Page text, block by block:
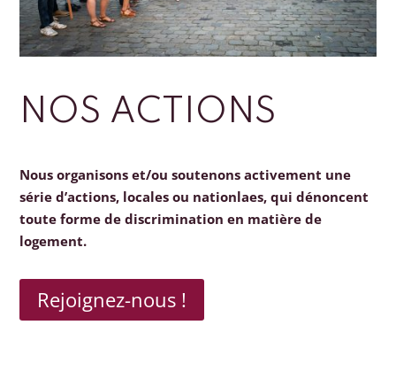
NOS ACTIONS
Nous organisons et/ou soutenons activement une
série d’actions, locales ou nationlaes, qui dénoncent
toute forme de discrimination en matière de
logement.
Rejoignez-nous !